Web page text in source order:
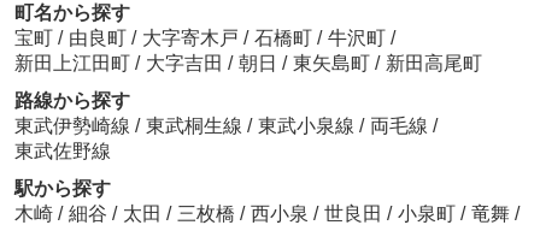
町名から探す
宝町 / 由良町 / 大字寄木戸 / 石橋町 / 牛沢町 /
新田上江田町 / 大字吉田 / 朝日 / 東矢島町 / 新田高尾町
路線から探す
東武伊勢崎線 / 東武桐生線 / 東武小泉線 / 両毛線 /
東武佐野線
駅から探す
木崎 / 細谷 / 太田 / 三枚橋 / 西小泉 / 世良田 / 小泉町 / 竜舞 /